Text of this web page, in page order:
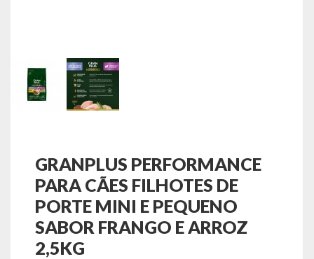
GRANPLUS PERFORMANCE
PARA CÃES FILHOTES DE
PORTE MINI E PEQUENO
SABOR FRANGO E ARROZ
2,5KG